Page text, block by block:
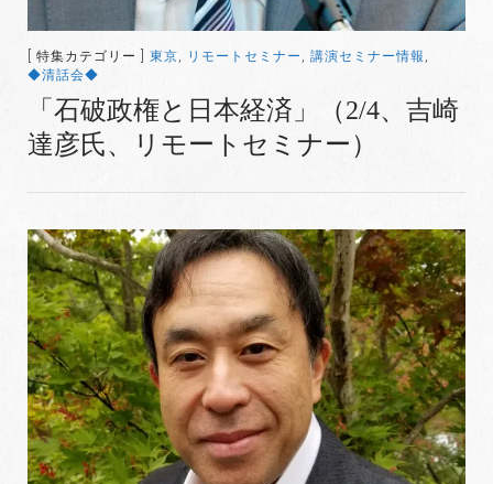
[ 特集カテゴリー ] 東京, リモートセミナー , 講演セミナー情報 ,
◆清話会◆
「石破政権と日本経済」（2/4、吉崎
達彦氏、リモートセミナー）